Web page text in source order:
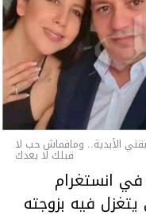
الأبدية.. ومافماش حب لا
قبلك لا بعدك
انستغرام
فيه بزوجته